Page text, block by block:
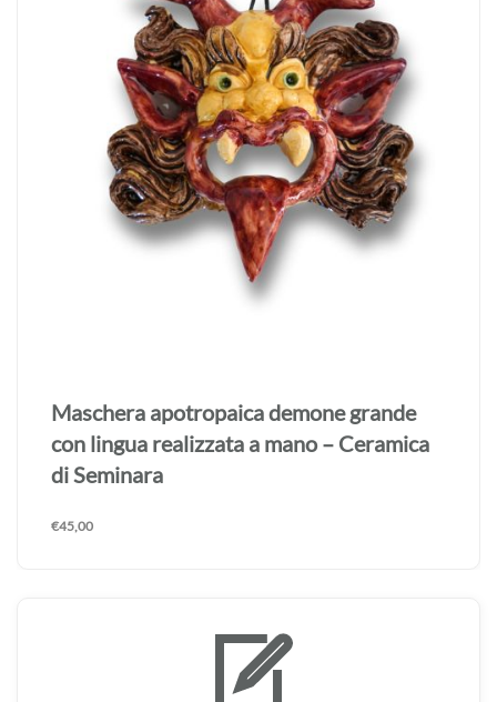
Maschera apotropaica demone grande
con lingua realizzata a mano – Ceramica
di Seminara
€45,00